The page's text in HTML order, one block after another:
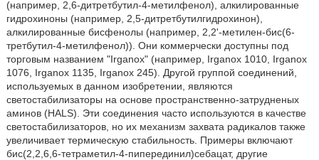
(например, 2,6-дитретбутил-4-метилфенол), алкилированные
гидрохиноны (например, 2,5-дитретбутилгидрохинон),
алкилированные бисфенолы (например, 2,2'-метилен-бис(6-
третбутил-4-метилфенол)). Они коммерчески доступны под
торговым названием "Irganox" (например, Irganox 1010, Irganox
1076, Irganox 1135, Irganox 245). Другой группой соединений,
используемых в данном изобретении, являются
светостабилизаторы на основе пространственно-затрудненых
аминов (HALS). Эти соединения часто используются в качестве
светостабилизаторов, но их механизм захвата радикалов также
увеличивает термическую стабильность. Примеры включают
бис(2,2,6,6-тетраметил-4-пиперединил)себацат, другие